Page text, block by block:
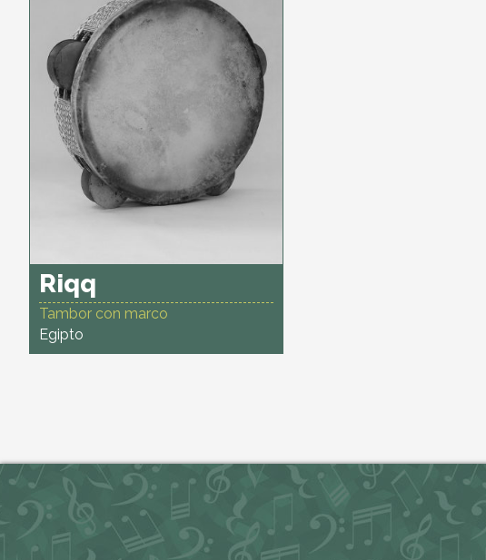
Riqq
Tambor con marco
Egipto